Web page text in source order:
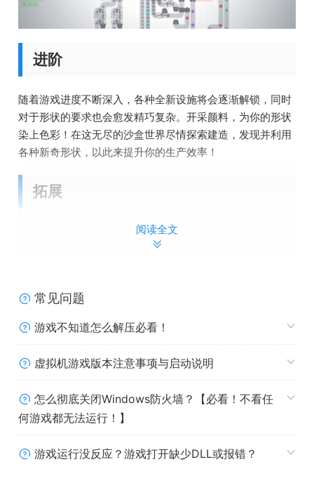
进阶
随着游戏进度不断深入，各种全新设施将会逐渐解锁，同时
对于形状的要求也会愈发精巧复杂。开采颜料，为你的形状
染上色彩！在这无尽的沙盒世界尽情探索建造，发现并利用
各种新奇形状，以此来提升你的生产效率！
拓展
善用复制粘贴工具，轻松实现工厂扩建！用更大的工厂应对
不断升级的复杂形状挑战！尽情混合颜料，调制专属于你的
化高效工厂，务必挑战下制造一台能够制造所有形状的万能
优化
形工厂》的世界里畅享自由建造工厂的悠然体验！当然，若
阅读全文
常见问题
游戏不知道怎么解压必看！
虚拟机游戏版本注意事项与启动说明
怎么彻底关闭Windows防火墙？【必看！不看任
何游戏都无法运行！】
游戏运行没反应？游戏打开缺少DLL或报错？